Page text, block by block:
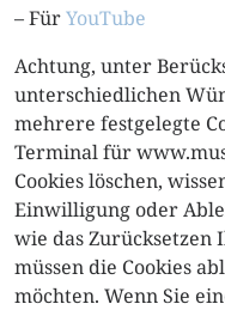
– FürYouTube
Achtung, unter
unterschiedlichen
mehrere festgelegte
Terminal für
Cookies löschen,
Einwilligung oder
wie das Zurücksetzen
müssen die Cookies
möchten. Wenn Sie